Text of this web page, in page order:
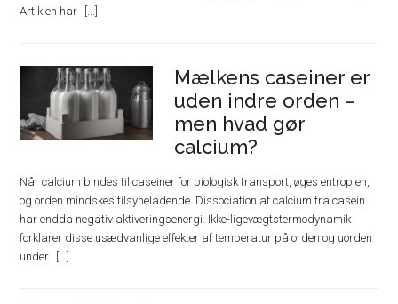
Artiklen har
Mælkens caseiner er
uden indre orden –
men hvad gør
calcium?
Når calcium bindes til caseiner for biologisk transport, øges entropien,
og orden mindskes tilsyneladende. Dissociation af calcium fra casein
har endda negativ aktiveringsenergi. Ikke-ligevægtstermodynamik
forklarer disse usædvanlige effekter af temperatur på orden og uorden
under